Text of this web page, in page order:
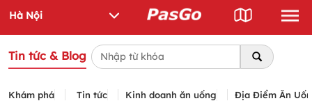
Tin tức & Blog
Khám phá Tin tức Kinh doanh ăn uống Địa Điểm Ăn